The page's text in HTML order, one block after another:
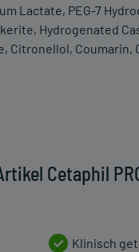
Lactate, PEG-7
Hydrogenated
Citronellol, Coumarin,
Cetaphil
Klinisch